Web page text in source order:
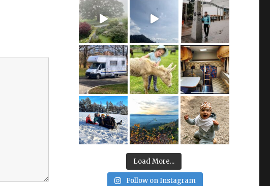
Load More...
Follow on Instagram